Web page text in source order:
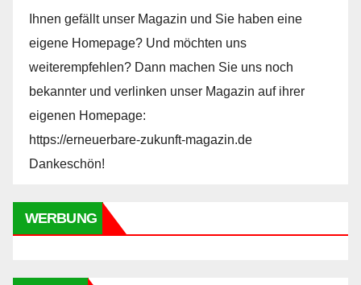
Ihnen gefällt unser Magazin und Sie haben eine
eigene Homepage? Und möchten uns
weiterempfehlen? Dann machen Sie uns noch
bekannter und verlinken unser Magazin auf ihrer
eigenen Homepage:
https://erneuerbare-zukunft-magazin.de
Dankeschön!
WERBUNG